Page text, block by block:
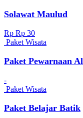
Solawat Maulud
Rp Rp 30
Paket Wisata
Paket Pewarnaan
-
Paket Wisata
Paket Belajar Batik